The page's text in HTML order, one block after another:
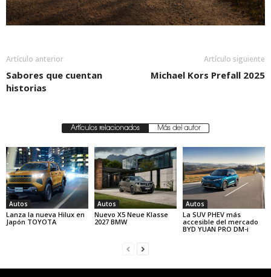
Artículo anterior
Sabores que cuentan
historias
Artículo siguiente
Michael Kors Prefall 2025
Artículos relacionados Más del autor
Autos
Lanza la nueva Hilux en
Japón TOYOTA
Autos
Nuevo X5 Neue Klasse
2027 BMW
Autos
La SUV PHEV más
accesible del mercado
BYD YUAN PRO DM-i